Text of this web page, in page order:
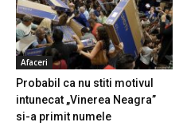
Afaceri
Probabil ca nu stiti motivul
intunecat „Vinerea Neagra”
si-a primit numele